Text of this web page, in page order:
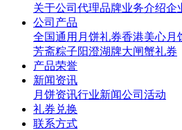
关于公司 代理品牌业务介绍企
公司产品
全国通用月饼礼券香港美心月
芳斋粽子阳澄湖牌大闸蟹礼券
产品荣誉
新闻资讯
月饼资讯行业新闻公司活动
礼券兑换
联系方式